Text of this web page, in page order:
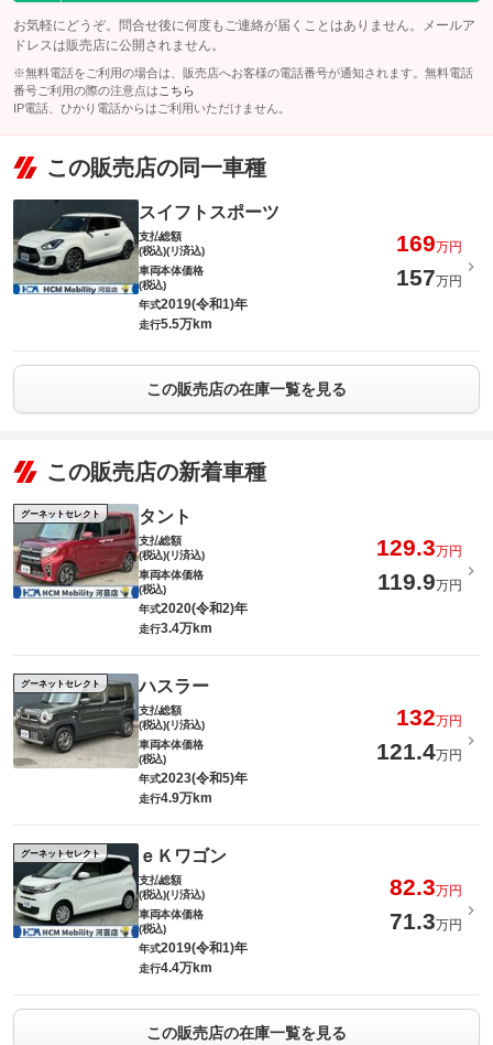
お気軽にどうぞ。問合せ後に何度もご連絡が届くことはありません。メールア
ドレスは販売店に公開されません。
※無料電話をご利用の場合は、販売店へお客様の電話番号が通知されます。無料電話
番号ご利用の際の注意点は こちら
IP電話、ひかり電話からはご利用いただけません。
この販売店の同一車種
スイフトスポーツ
支払総額
(税込)(リ済込)
169万円
車両本体価格
(税込)
157万円
年式2019(令和1)年
走行5.5万km
この販売店の在庫一覧を見る
この販売店の新着車種
グーネットセレクト タント
支払総額
(税込)(リ済込)
129.3万円
車両本体価格
(税込)
119.9万円
年式2020(令和2)年
走行3.4万km
グーネットセレクト ハスラー
支払総額
(税込)(リ済込)
132万円
車両本体価格
(税込)
121.4万円
年式2023(令和5)年
走行4.9万km
グーネットセレクト ｅＫワゴン
支払総額
(税込)(リ済込)
82.3万円
車両本体価格
(税込)
71.3万円
年式2019(令和1)年
走行4.4万km
この販売店の在庫一覧を見る